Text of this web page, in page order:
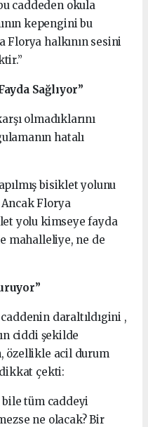
caddeden okula
kepengini bu
Florya halkının sesini
Sağlıyor”
olmadıklarını
hatalı
bisiklet yolunu
Florya
yolu kimseye fayda
mahalleliye, ne de
daraltıldıgini ,
ciddi şekilde
özellikle acil durum
dikkat çekti:
bile tüm caddeyi
ne olacak? Bir